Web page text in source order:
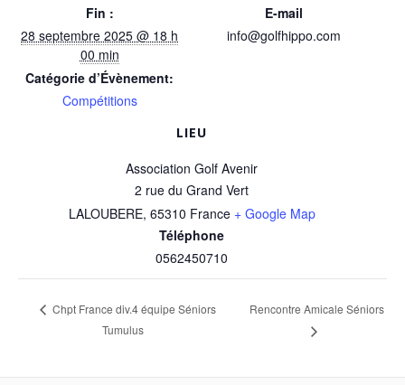
Fin :
28 septembre 2025 @ 18 h
00 min
Catégorie d’Évènement:
Compétitions
LIEU
Association Golf Avenir
2 rue du Grand Vert
LALOUBERE, 65310 France + Google Map
Téléphone
0562450710
E-mail
info@golfhippo.com
Chpt France div.4 équipe Séniors
Tumulus
Rencontre Amicale Séniors